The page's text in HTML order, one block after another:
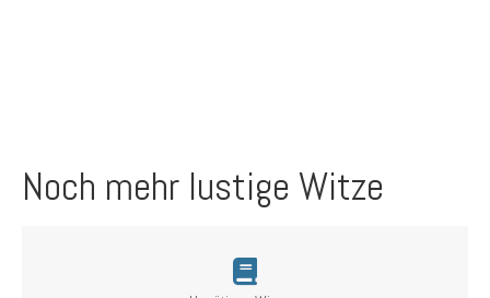
Noch mehr lustige Witze